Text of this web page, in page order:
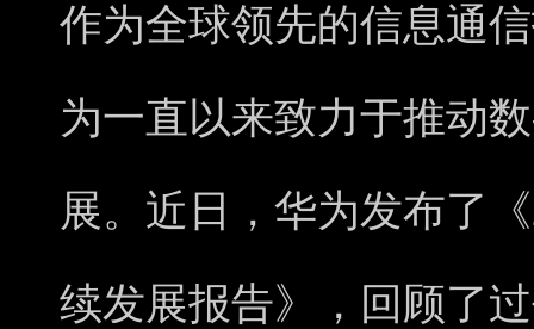
作为全球领先的信息通
为一直以来致力于推动
展。近日，华为发布了
续发展报告》，回顾了